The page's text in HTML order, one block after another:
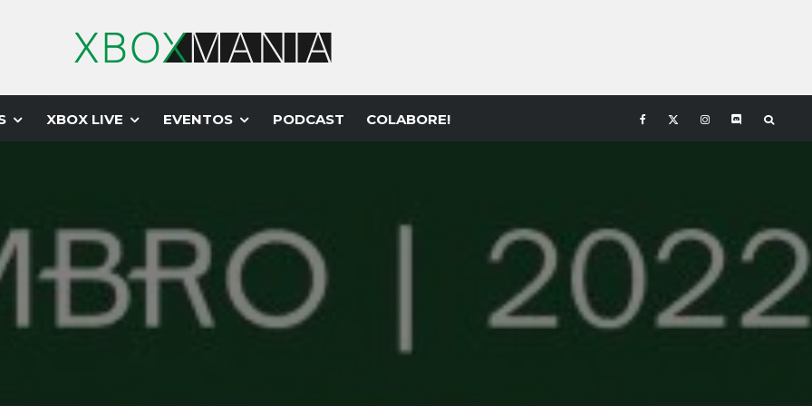
XBOX LIVE EVENTOS PODCAST COLABORE!